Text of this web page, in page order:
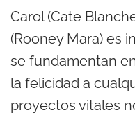
Carol (Cate
(Rooney Mara) es
se fundamentan
la felicidad a
proyectos vitales